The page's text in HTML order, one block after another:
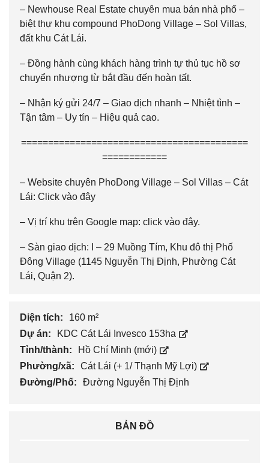
– Newhouse Real Estate chuyên mua bán nhà phố –
biệt thự khu compound PhoDong Village – Sol Villas,
đất khu Cát Lái.
– Đồng hành cùng khách hàng trình tự thủ tục hồ sơ
chuyển nhượng từ bắt đầu đến hoàn tất.
– Nhận ký gửi 24/7 – Giao dịch nhanh – Nhiệt tình –
Tận tâm – Uy tín – Hiệu quả cao.
==========================================
============
– Website chuyên PhoDong Village – Sol Villas – Cát
Lái: Click vào đây
– Vị trí khu trên Google map: click vào đây.
– Sàn giao dịch: I – 29 Muồng Tím, Khu đô thị Phố
Đông Village (1145 Nguyễn Thị Định, Phường Cát
Lái, Quận 2).
Diện tích:
160 m²
Dự án:
KDC Cát Lái Invesco 153ha
Tỉnh/thành:
Hồ Chí Minh (mới)
Phường/xã:
Cát Lái (+ 1/ Thạnh Mỹ Lợi)
Đường/Phố:
Đường Nguyễn Thị Định
BẢN ĐỒ